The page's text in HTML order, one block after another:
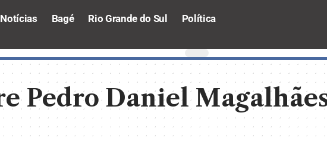
Notícias Bagé Rio Grande do Sul Política
Pedro Daniel